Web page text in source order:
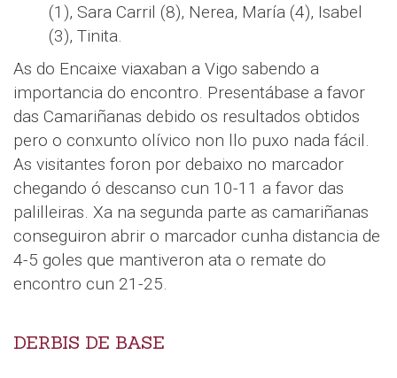
(1), Sara Carril (8), Nerea, María (4), Isabel
(3), Tinita.
As do Encaixe viaxaban a Vigo sabendo a
importancia do encontro. Presentábase a favor
das Camariñanas debido os resultados obtidos
pero o conxunto olívico non llo puxo nada fácil.
As visitantes foron por debaixo no marcador
chegando ó descanso cun 10-11 a favor das
palilleiras. Xa na segunda parte as camariñanas
conseguiron abrir o marcador cunha distancia de
4-5 goles que mantiveron ata o remate do
encontro cun 21-25.
DERBIS DE BASE